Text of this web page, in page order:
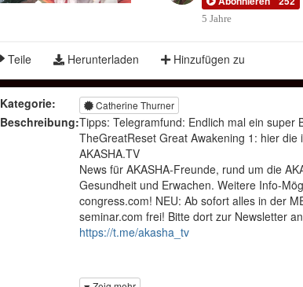
5 Jahre
Teile Herunterladen Hinzufügen zu
Kategorie: Catherine Thurner
Beschreibung:Tipps: Telegramfund: Endlich mal ein super
TheGreatReset Great Awakening 1: hier die
AKASHA.TV
News für AKASHA-Freunde, rund um die
Gesundheit und Erwachen. Weitere Info-
congress.com! NEU: Ab sofort alles in der
seminar.com frei! Bitte dort zur Newsletter
https://t.me/akasha_tv
Peggi Zip&Zap: Interview mit Philipp - über